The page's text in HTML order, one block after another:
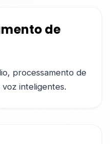
de
processamento de
inteligentes.